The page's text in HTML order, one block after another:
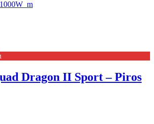
Dragon II Sport – Piros